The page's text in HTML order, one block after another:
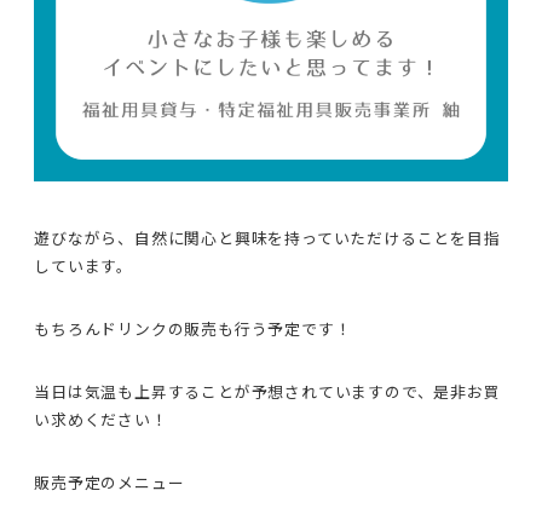
遊びながら、自然に関心と興味を持っていただけることを目指
しています。
もちろんドリンクの販売も行う予定です！
当日は気温も上昇することが予想されていますので、是非お買
い求めください！
販売予定のメニュー